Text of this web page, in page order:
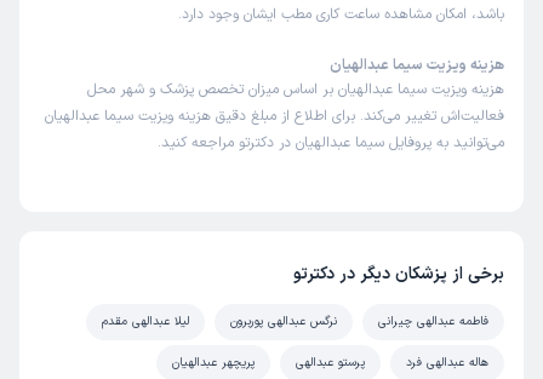
باشد، امکان مشاهده ساعت کاری مطب ایشان وجود دارد.
هزینه ویزیت سیما عبدالهیان
هزینه ویزیت سیما عبدالهیان بر اساس میزان تخصص پزشک و شهر محل
فعالیت‌اش تغییر می‌کند. برای اطلاع از مبلغ دقیق هزینه ویزیت سیما عبدالهیان
می‌توانید به پروفایل سیما عبدالهیان در دکترتو مراجعه کنید.
برخی از پزشکان دیگر در دکترتو
فاطمه عبدالهی چیرانی نرگس عبدالهی پوربرون لیلا عبدالهی مقدم
هاله عبدالهی فرد پرستو عبدالهی پریچهر عبدالهیان